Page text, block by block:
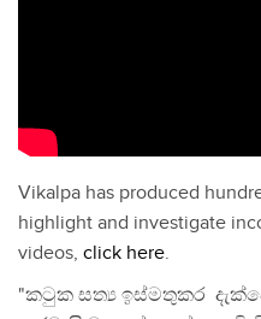
Vikalpa has produced
highlight and investigate
videos, click here.
"කටුක සත්‍ය ඉස්මතුකර